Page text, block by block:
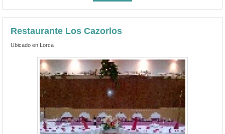
Restaurante Los Cazorlos
Ubicado en Lorca